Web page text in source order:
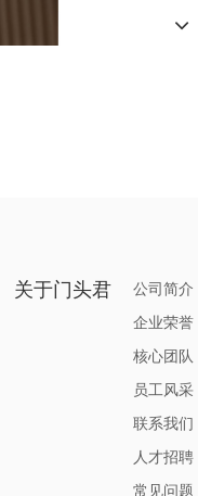
关于门头君 公司简介
企业荣誉
核心团队
员工风采
联系我们
人才招聘
常见问题